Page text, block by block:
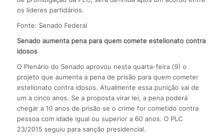
os líderes partidários.
Fonte: Senado Federal
Senado aumenta pena para quem comete estelionato contra
idosos
O Plenário do Senado aprovou nesta quarta-feira (9) o
projeto que aumenta a pena de prisão para quem cometer
estelionato contra idosos. Atualmente essa punição vai de
um a cinco anos. Se a proposta virar lei, a pena poderá
chegar a 10 anos de prisão se o crime for cometido contra
pessoa com idade igual ou superior a 60 anos. O PLC
23/2015 seguiu para sanção presidencial.